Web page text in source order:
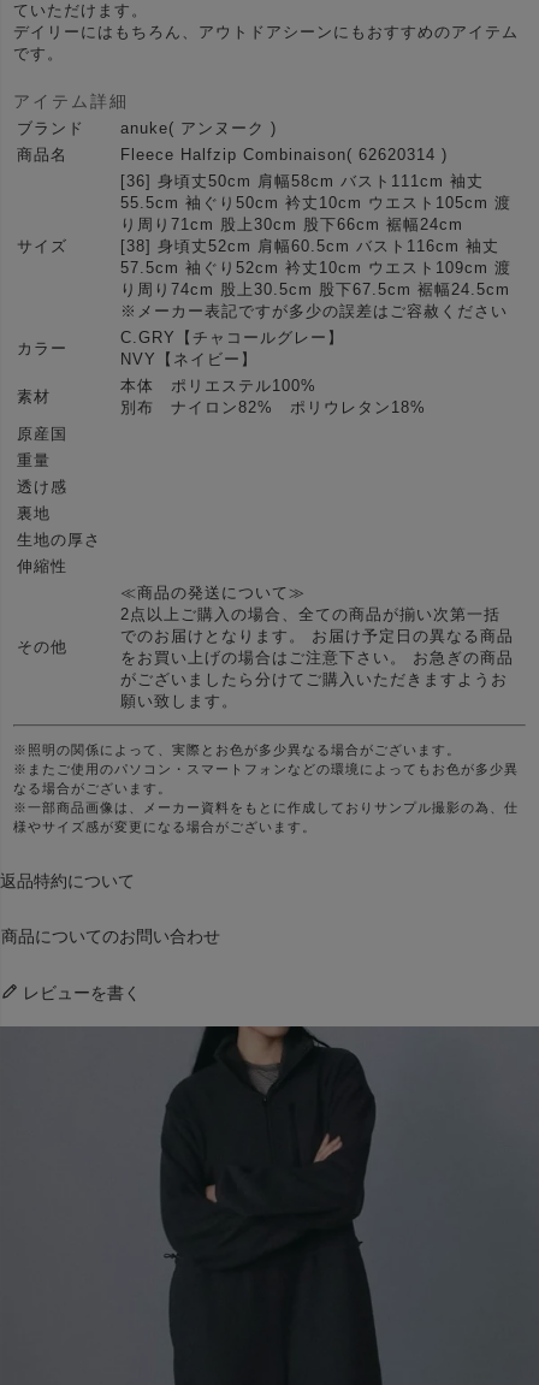
ていただけます。
デイリーにはもちろん、アウトドアシーンにもおすすめのアイテム
です。
アイテム詳細
ブランド
anuke( アンヌーク )
商品名
Fleece Halfzip Combinaison( 62620314 )
サイズ
[36] 身頃丈50cm 肩幅58cm バスト111cm 袖丈
55.5cm 袖ぐり50cm 衿丈10cm ウエスト105cm 渡
り周り71cm 股上30cm 股下66cm 裾幅24cm
[38] 身頃丈52cm 肩幅60.5cm バスト116cm 袖丈
57.5cm 袖ぐり52cm 衿丈10cm ウエスト109cm 渡
り周り74cm 股上30.5cm 股下67.5cm 裾幅24.5cm
※メーカー表記ですが多少の誤差はご容赦ください
カラー
C.GRY【チャコールグレー】
NVY【ネイビー】
素材
本体 ポリエステル100%
別布 ナイロン82% ポリウレタン18%
原産国
重量
透け感
裏地
生地の厚さ
伸縮性
その他
≪商品の発送について≫
2点以上ご購入の場合、全ての商品が揃い次第一括
でのお届けとなります。 お届け予定日の異なる商品
をお買い上げの場合はご注意下さい。 お急ぎの商品
がございましたら分けてご購入いただきますようお
願い致します。
※照明の関係によって、実際とお色が多少異なる場合がございます。
※またご使用のパソコン・スマートフォンなどの環境によってもお色が多少異
なる場合がございます。
※一部商品画像は、メーカー資料をもとに作成しておりサンプル撮影の為、仕
様やサイズ感が変更になる場合がございます。
返品特約について
商品についてのお問い合わせ
レビューを書く